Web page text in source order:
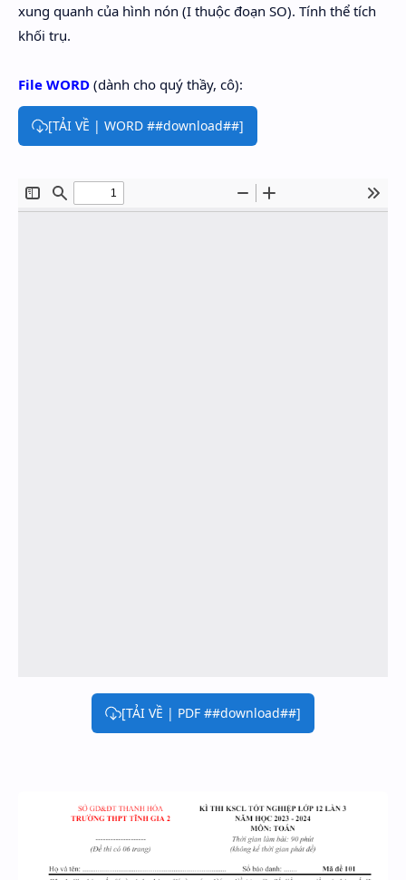
xung quanh của hình nón (I thuộc đoạn SO). Tính thể tích
khối trụ.
File WORD (dành cho quý thầy, cô):
[TẢI VỀ | WORD ##download##]
[TẢI VỀ | PDF ##download##]